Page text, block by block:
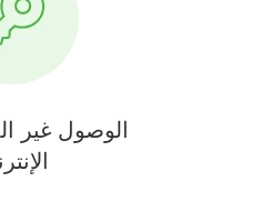
الوصول غير